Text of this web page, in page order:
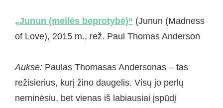
„Junun (meilės beprotybė)“ (Junun (Madness
of Love), 2015 m., rež. Paul Thomas Anderson
Auksė: Paulas Thomasas Andersonas – tas
režisierius, kurį žino daugelis. Visų jo perlų
neminėsiu, bet vienas iš labiausiai įspūdį